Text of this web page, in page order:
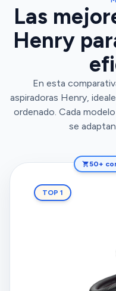
Las
Henry
En esta
aspiradoras Henry,
ordenado. Cada
se
50+
TOP 1